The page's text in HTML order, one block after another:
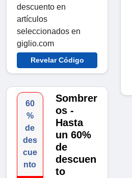
descuento en
artículos
seleccionados en
giglio.com
Revelar Código
60
%
de
des
cue
nto
Sombrer
os -
Hasta
un 60%
de
descuen
to